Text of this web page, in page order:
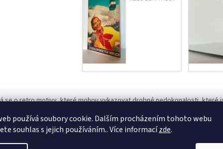
používá soubory cookie. Dalším procházením tohoto webu
souhlas s jejich používáním.. Více informacízde.
se o retro motivy, které mohou vykazovat drobné nedokonalosti, které
dojít ke ztrátě sytosti barev.